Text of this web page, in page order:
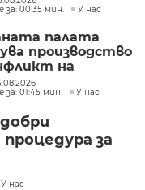
за: 00:35 мин.
У нас
палата
производство
на
при Делян
за: 01:45 мин.
У нас
за
У нас